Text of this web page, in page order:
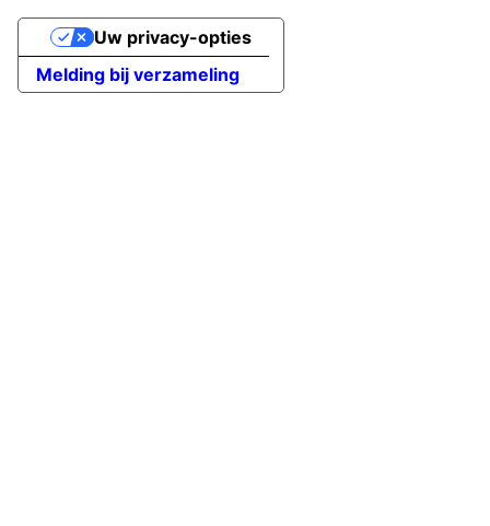
Melding bij verzameling
Uw privacy-opties